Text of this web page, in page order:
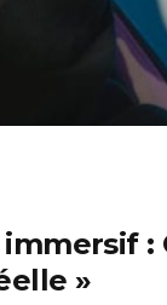
:
»